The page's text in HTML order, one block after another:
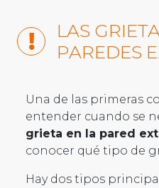
LAS
PAREDES
Una de las primeras
entender cuando se
grieta en la pared
conocer qué tipo de
Hay dos tipos